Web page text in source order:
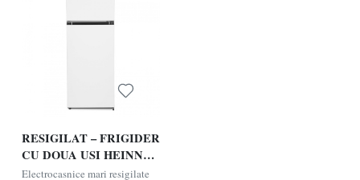
RESIGILAT – FRIGIDER
CU DOUA USI HEINNER
HF-205F+, Clasa F, 205L,
Electrocasnice mari resigilate